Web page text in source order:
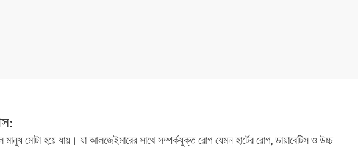
মানুষ মোটা হয়ে যায়। যা আলজেইমারের সাথে সম্পর্কযুক্ত রোগ যেমন হার্টের রোগ, ডায়াবেটিস ও উচ্চ